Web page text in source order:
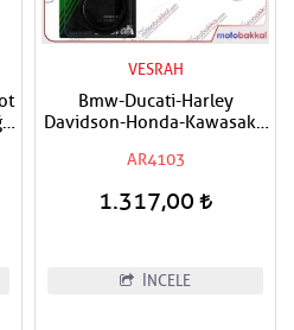
-
VESRAH
Bmw-Ducati-Harley
Davidson-Honda-Kawasaki-
Amortisör Yağ Keçesi
AR4103
1.317,00
İNCELE